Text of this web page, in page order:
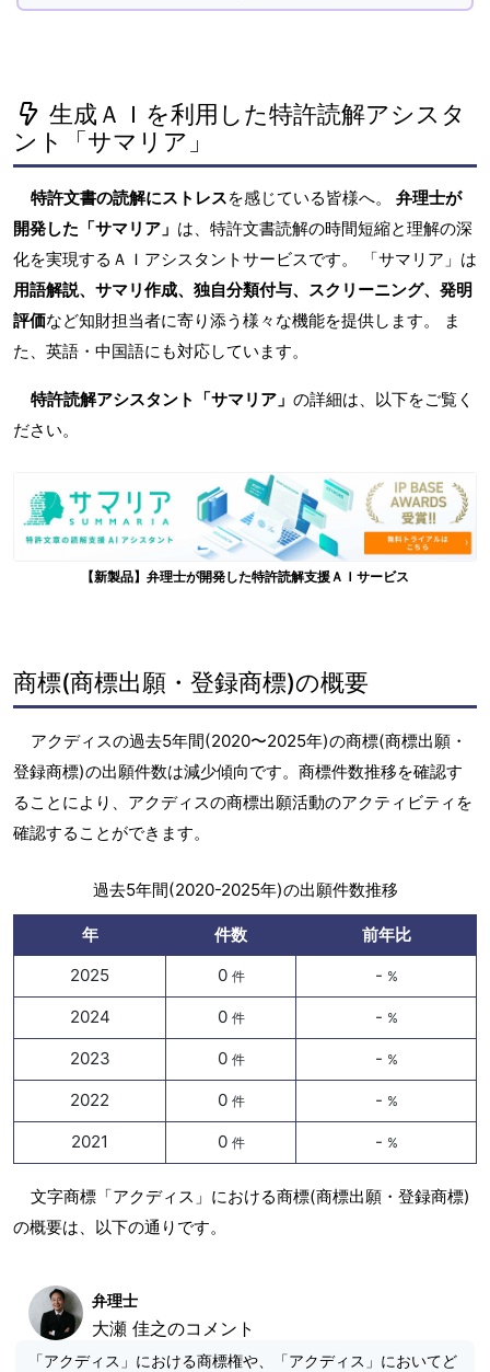
生成ＡＩを利用した特許読解アシスタ
ント「サマリア」
特許文書の読解にストレスを感じている皆様へ。 弁理士が
開発した「サマリア」 は、特許文書読解の時間短縮と理解の深
化を実現するＡＩアシスタントサービスです。 「サマリア」は
用語解説、サマリ作成、独自分類付与、スクリーニング、発明
評価など知財担当者に寄り添う様々な機能を提供します。 ま
た、英語・中国語にも対応しています。
特許読解アシスタント「サマリア」 の詳細は、以下をご覧く
ださい。
【新製品】弁理士が開発した特許読解支援ＡＩサービス
商標(商標出願・登録商標)の概要
アクディスの過去5年間(2020〜2025年)の商標(商標出願・
登録商標)の出願件数は減少傾向です。商標件数推移を確認す
ることにより、アクディスの商標出願活動のアクティビティを
確認することができます。
過去5年間(2020-2025年)の出願件数推移
年 件数
前年比
2025
0 件 - %
2024 0 件 - %
2023 0 件 - %
2022 0 件 - %
2021 0 件 - %
文字商標「アクディス」における商標(商標出願・登録商標)
の概要は、以下の通りです。
弁理士
大瀬 佳之のコメント
「アクディス」における商標権や、「アクディス」においてど